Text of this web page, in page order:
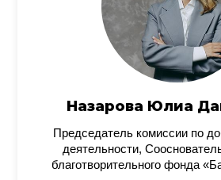
Назарова Юлиа
Председатель комиссии по
деятельности,
благотворительного фонда